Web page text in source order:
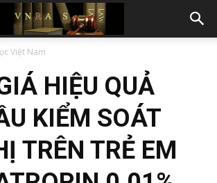
Việt Nam
HIỆU QUẢ
KIỂM SOÁT
TRÊN TRẺ EM